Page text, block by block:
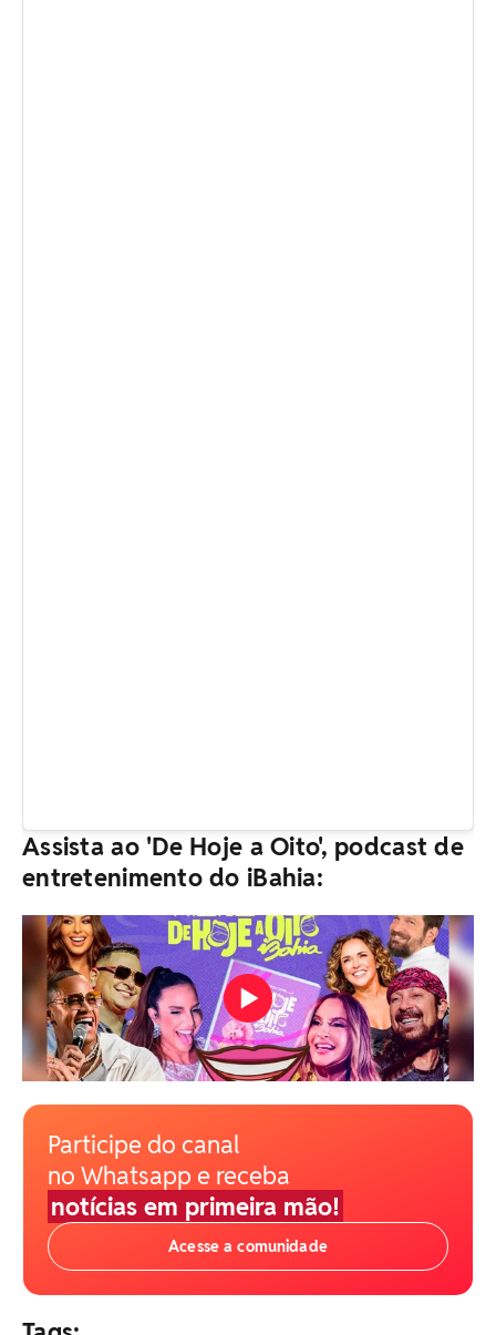
Assista ao 'De Hoje a Oito', podcast de
entretenimento do iBahia:
Participe do canal
no Whatsapp e receba
notícias em primeira mão!
Acesse a comunidade